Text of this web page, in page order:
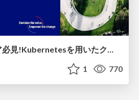
インフラエンジニア必見!Kubernetesを用いたクラウドネイティブ設計ポイント大全
1 770